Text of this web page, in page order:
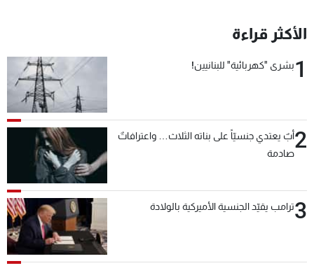
الأكثر قراءة
1بشرى "كهربائية" للبنانيين!
2أبٌ يعتدي جنسيّاً على بناته الثلاث… واعترافاتٌ
صادمة
3ترامب يقيّد الجنسية الأميركية بالولادة